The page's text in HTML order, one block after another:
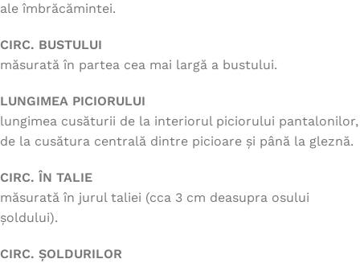
ale îmbrăcămintei.
CIRC. BUSTULUI
măsurată în partea cea mai largă a bustului.
LUNGIMEA PICIORULUI
lungimea cusăturii de la interiorul piciorului pantalonilor,
de la cusătura centrală dintre picioare și până la gleznă.
CIRC. ÎN TALIE
măsurată în jurul taliei (cca 3 cm deasupra osului
șoldului).
CIRC. ȘOLDURILOR